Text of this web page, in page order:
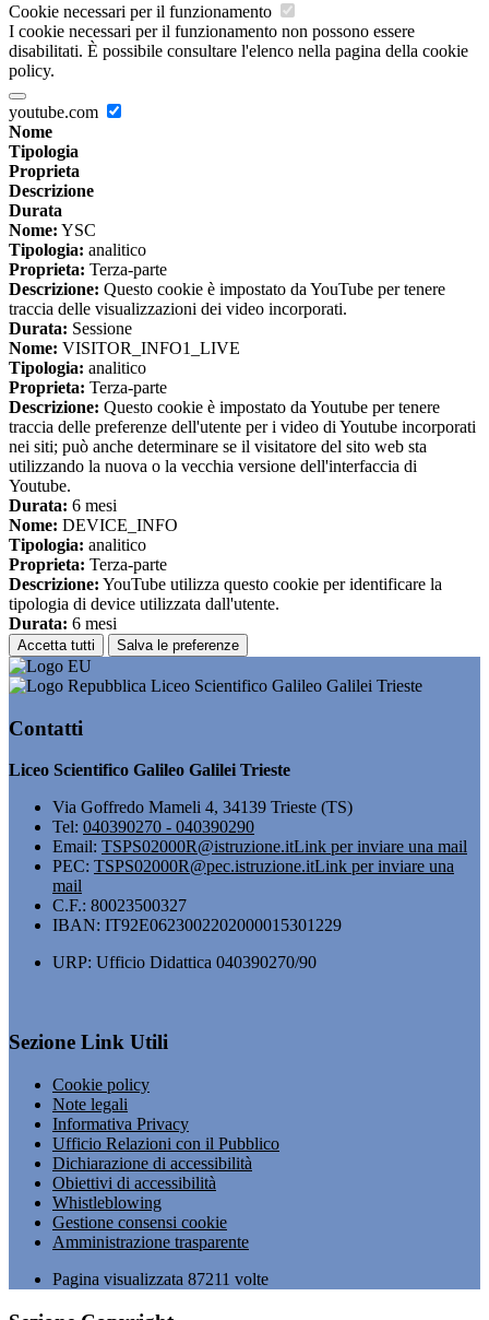
Cookie necessari per il funzionamento
I cookie necessari per il funzionamento non possono essere
disabilitati. È possibile consultare l'elenco nella pagina della cookie
policy.
youtube.com
Nome
Tipologia
Proprieta
Descrizione
Durata
Nome: YSC
Tipologia: analitico
Proprieta: Terza-parte
Descrizione: Questo cookie è impostato da YouTube per tenere
traccia delle visualizzazioni dei video incorporati.
Durata: Sessione
Nome: VISITOR_INFO1_LIVE
Tipologia: analitico
Proprieta: Terza-parte
Descrizione: Questo cookie è impostato da Youtube per tenere
traccia delle preferenze dell'utente per i video di Youtube incorporati
nei siti; può anche determinare se il visitatore del sito web sta
utilizzando la nuova o la vecchia versione dell'interfaccia di
Youtube.
Durata: 6 mesi
Nome: DEVICE_INFO
Tipologia: analitico
Proprieta: Terza-parte
Descrizione: YouTube utilizza questo cookie per identificare la
tipologia di device utilizzata dall'utente.
Durata: 6 mesi
Accetta tutti Salva le preferenze
Liceo Scientifico Galileo Galilei Trieste
Contatti
Liceo Scientifico Galileo Galilei Trieste
Via Goffredo Mameli 4, 34139 Trieste (TS)
Tel: 040390270 - 040390290
Email: TSPS02000R@istruzione.itLink per inviare una mail
PEC: TSPS02000R@pec.istruzione.itLink per inviare una
mail
C.F.: 80023500327
IBAN: IT92E0623002202000015301229
URP: Ufficio Didattica 040390270/90
Sezione Link Utili
Cookie policy
Note legali
Informativa Privacy
Ufficio Relazioni con il Pubblico
Dichiarazione di accessibilità
Obiettivi di accessibilità
Whistleblowing
Gestione consensi cookie
Amministrazione trasparente
Pagina visualizzata 87211 volte